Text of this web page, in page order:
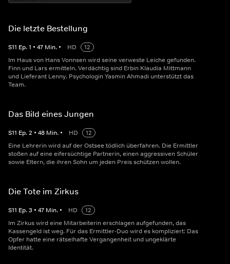
Die letzte Bestellung
S11 Ep.1 • 47 Min. • HD
12
Im Haus von Hans Vonnsen wird seine verweste Leiche gefunden.
Finn und Lars ermitteln. Verdächtig sind Erbin Klaudia Mittmann
und Lieferant Lenny. Psychologin Yasmin Ahmadi unterstützt das
Team.
Das Bild eines Jungen
S11 Ep.2 • 48 Min. • HD
12
Eine Lehrerin wird auf der Ostsee tödlich überfahren. Die Ermittler
stoßen auf eine eifersüchtige Partnerin, einen aggressiven Schüler
sowie Eltern, die ihren Sohn um jeden Preis schützen wollen.
Die Tote im Zirkus
S11 Ep.3 • 47 Min. • HD
12
Im Zirkus wird eine Mitarbeiterin erschlagen aufgefunden, das
Kassengeld ist weg. Für das Ermittler-Duo wird es kompliziert: Das
Opfer hatte eine rätselhafte Vergangenheit und ungeklärte
Identität.